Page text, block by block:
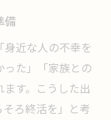
備
近な人の不幸を
た」「家族との
す。こうした出
ろ終活を」と考